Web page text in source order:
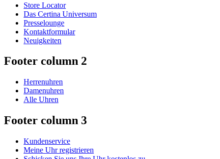
Store Locator
Das Certina Universum
Presselounge
Kontaktformular
Neuigkeiten
Footer column 2
Herrenuhren
Damenuhren
Alle Uhren
Footer column 3
Kundenservice
Meine Uhr registrieren